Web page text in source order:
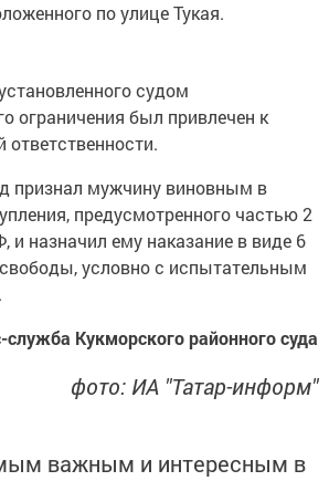
по улице Тукая.
судом
ограничения был привлечен к
признал мужчину виновным в
предусмотренного частью 2
и назначил ему наказание в виде 6
условно с испытательным
служба Кукморского районного суда
фото: ИА "Татар-информ"
важным и интересным в